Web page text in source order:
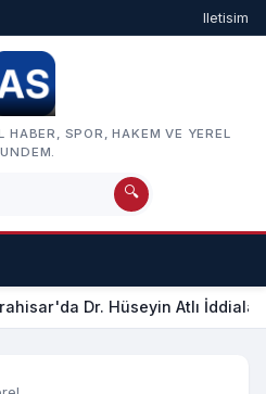
Iletisim
HABER, SPOR, HAKEM VE YEREL
🔍
Dr. Hüseyin Atlı